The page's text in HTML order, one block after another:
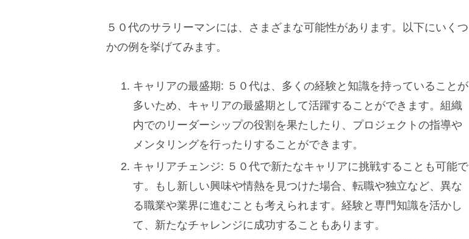
５０代のサラリーマンには、さまざまな可能性があります。以下にいくつ
かの例を挙げてみます。
キャリアの最盛期: ５０代は、多くの経験と知識を持っていることが
多いため、キャリアの最盛期として活躍することができます。組織
内でのリーダーシップの役割を果たしたり、プロジェクトの指導や
メンタリングを行ったりすることができます。
キャリアチェンジ: ５０代で新たなキャリアに挑戦することも可能で
す。もし新しい興味や情熱を見つけた場合、転職や独立など、異な
る職業や業界に進むことも考えられます。経験と専門知識を活かし
て、新たなチャレンジに成功することもあります。